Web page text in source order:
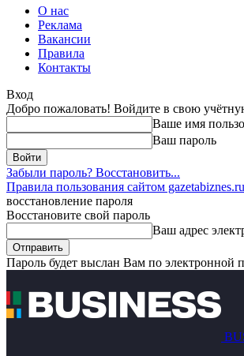
О нас
Реклама
Вакансии
Правила
Контакты
Вход
Добро пожаловать! Войдите в свою
Ваше имя
Ваш пароль
Забыли пароль? Восстановить...
Правила пользования сайтом gazetabiznes.ru
восстановление пароля
Восстановите свой пароль
Ваш адрес
Пароль будет выслан Вам по электронной